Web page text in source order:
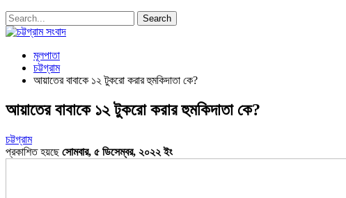
মূলপাতা
চট্টগ্রাম
আয়াতের বাবাকে ১২ টুকরো করার হুমকিদাতা কে?
আয়াতের বাবাকে ১২ টুকরো করার হুমকিদাতা কে?
চট্টগ্রাম
প্রকাশিত হয়ছেসোমবার, ৫ ডিসেম্বর, ২০২২ ইং